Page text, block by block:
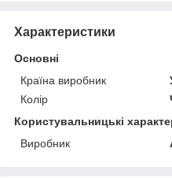
Характеристики
Основні
Країна виробник
Колір
Користувальницькі
Виробник